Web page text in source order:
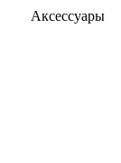
Аксессуары